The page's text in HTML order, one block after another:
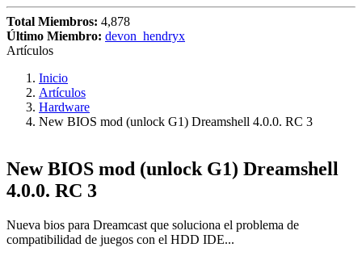
Total Miembros: 4,878
Último Miembro: devon_hendryx
Artículos
Inicio
Artículos
Hardware
New BIOS mod (unlock G1) Dreamshell 4.0.0. RC 3
New BIOS mod (unlock G1) Dreamshell
4.0.0. RC 3
Nueva bios para Dreamcast que soluciona el problema de
compatibilidad de juegos con el HDD IDE...